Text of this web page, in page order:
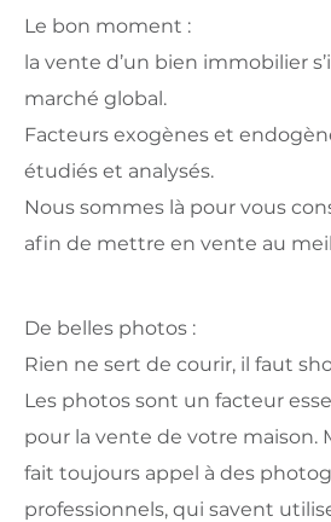
Le bon moment :
la vente d’un bien immobilier
marché global.
Facteurs exogènes et
étudiés et analysés.
Nous sommes là pour vous
afin de mettre en vente au
De belles photos :
Rien ne sert de courir, il faut
Les photos sont un facteur
pour la vente de votre maison.
fait toujours appel à des
professionnels, qui savent